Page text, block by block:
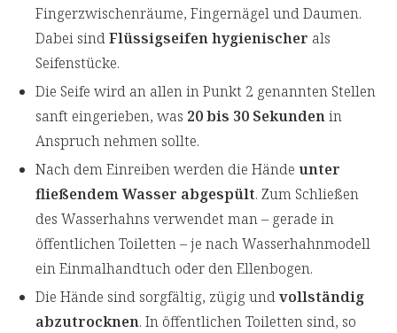
Fingerzwischenräume, Fingernägel und Daumen.
Dabei sindFlüssigseifen hygienischer als
Seifenstücke.
Die Seife wird an allen in Punkt 2 genannten Stellen
sanft eingerieben, was 20 bis 30 Sekundenin
Anspruch nehmen sollte.
Nach dem Einreiben werden die Hände unter
fließendem Wasser abgespült. Zum Schließen
des Wasserhahns verwendet man – gerade in
öffentlichen Toiletten – je nach Wasserhahnmodell
ein Einmalhandtuch oder den Ellenbogen.
Die Hände sind sorgfältig, zügig undvollständig
abzutrocknen. In öffentlichen Toiletten sind, so